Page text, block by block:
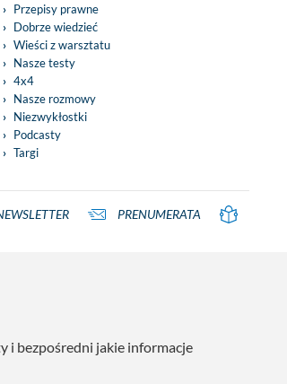
Przepisy prawne
Dobrze wiedzieć
Wieści z warsztatu
Nasze testy
4x4
Nasze rozmowy
Niezwykłostki
Podcasty
Targi
PRENUMERATA
i bezpośredni jakie informacje